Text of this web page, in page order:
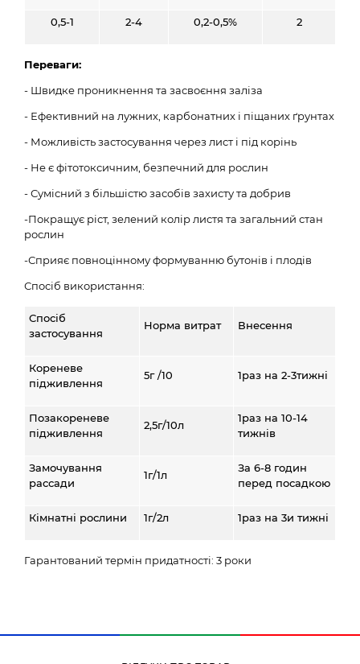
0,5-1 2-4 0,2-0,5% 2
Переваги:
- Швидке проникнення та засвоєння заліза
- Ефективний на лужних, карбонатних і піщаних ґрунтах
- Можливість застосування через лист і під корінь
- Не є фітотоксичним, безпечний для рослин
- Сумісний з більшістю засобів захисту та добрив
-Покращує ріст, зелений колір листя та загальний стан
рослин
-Сприяє повноцінному формуванню бутонів і плодів
Спосіб використання:
Спосіб
застосування
Норма витрат Внесення
Кореневе
підживлення
5г /10 1раз на 2-3тижні
Позакореневе
підживлення
2,5г/10л
1раз на 10-14
тижнів
Замочування
рассади
1г/1л
За 6-8 годин
перед посадкою
Кімнатні рослини 1г/2л 1раз на 3и тижні
Гарантований термін придатності: 3 роки